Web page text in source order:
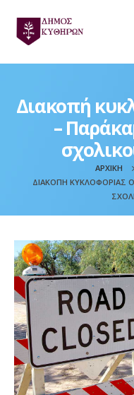
Διακοπή
–
ΑΡΧΙΚΉ
ΔΙΑΚΟΠΉ